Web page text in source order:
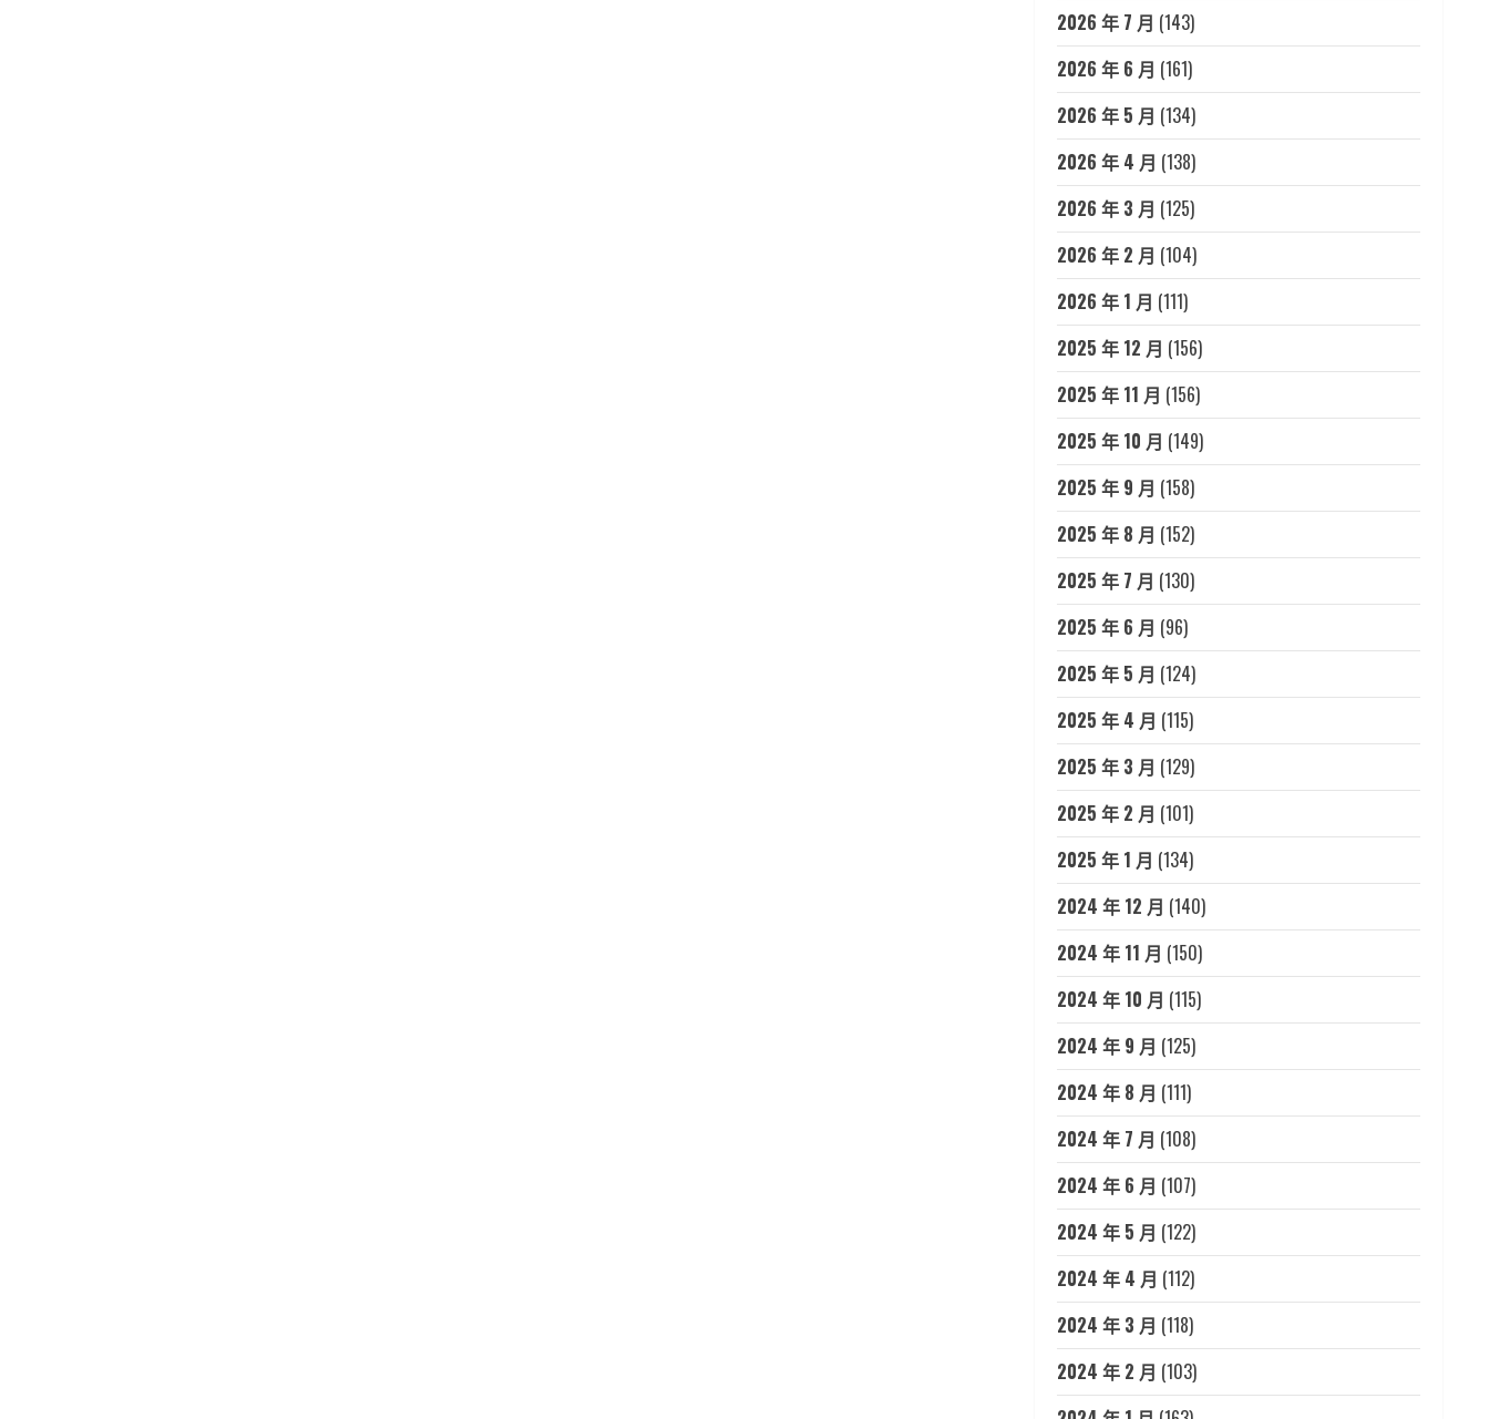
2026 年 7 月 (143)
2026 年 6 月 (161)
2026 年 5 月 (134)
2026 年 4 月 (138)
2026 年 3 月 (125)
2026 年 2 月 (104)
2026 年 1 月 (111)
2025 年 12 月 (156)
2025 年 11 月 (156)
2025 年 10 月 (149)
2025 年 9 月 (158)
2025 年 8 月 (152)
2025 年 7 月 (130)
2025 年 6 月 (96)
2025 年 5 月 (124)
2025 年 4 月 (115)
2025 年 3 月 (129)
2025 年 2 月 (101)
2025 年 1 月 (134)
2024 年 12 月 (140)
2024 年 11 月 (150)
2024 年 10 月 (115)
2024 年 9 月 (125)
2024 年 8 月 (111)
2024 年 7 月 (108)
2024 年 6 月 (107)
2024 年 5 月 (122)
2024 年 4 月 (112)
2024 年 3 月 (118)
2024 年 2 月 (103)